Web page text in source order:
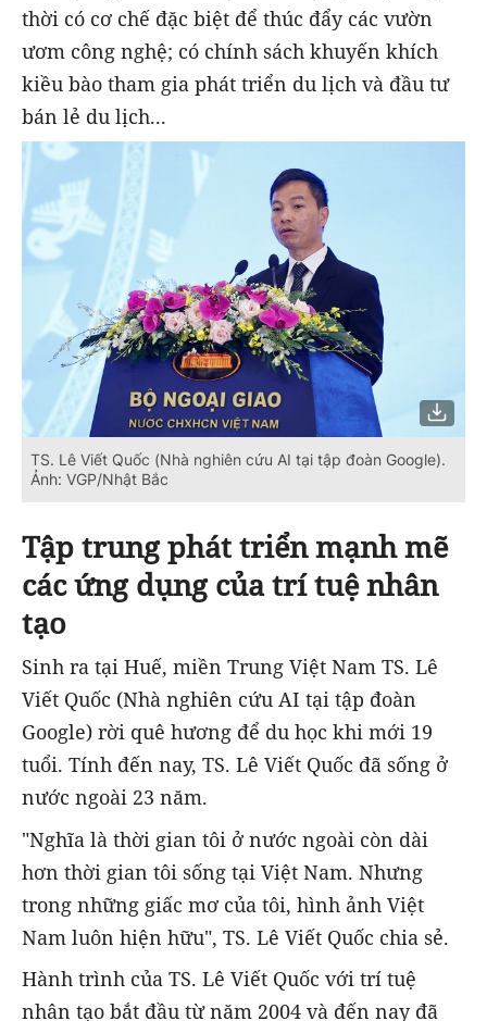
thời có cơ chế đặc biệt để thúc đẩy các vườn
ươm công nghệ; có chính sách khuyến khích
kiều bào tham gia phát triển du lịch và đầu tư
bán lẻ du lịch...
TS. Lê Viết Quốc (Nhà nghiên cứu AI tại tập đoàn Google).
Ảnh: VGP/Nhật Bắc
Tập trung phát triển mạnh mẽ
các ứng dụng của trí tuệ nhân
tạo
Sinh ra tại Huế, miền Trung Việt Nam TS. Lê
Viết Quốc (Nhà nghiên cứu AI tại tập đoàn
Google) rời quê hương để du học khi mới 19
tuổi. Tính đến nay, TS. Lê Viết Quốc đã sống ở
nước ngoài 23 năm.
"Nghĩa là thời gian tôi ở nước ngoài còn dài
hơn thời gian tôi sống tại Việt Nam. Nhưng
trong những giấc mơ của tôi, hình ảnh Việt
Nam luôn hiện hữu", TS. Lê Viết Quốc chia sẻ.
Hành trình của TS. Lê Viết Quốc với trí tuệ
nhân tạo bắt đầu từ năm 2004 và đến nay đã